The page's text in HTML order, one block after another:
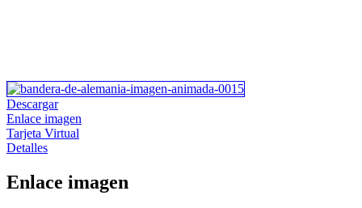
Descargar
Enlace imagen
Tarjeta Virtual
Detalles
Enlace imagen